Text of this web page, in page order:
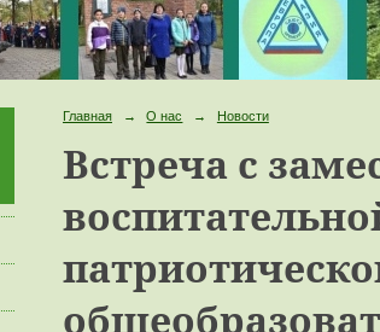
Главная → О нас → Новости
Встреча с